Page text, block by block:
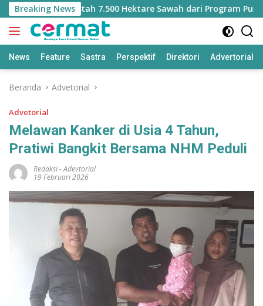
Langsung
ke
konten
Breaking NewsJatah 7.500 Hektare Sawah dari Program Pusat
News Feature Sastra Perspektif Direktori Advertorial
Beranda Advetorial
Advetorial
Melawan Kanker di Usia 4 Tahun,
Pratiwi Bangkit Bersama NHM Peduli
Redaksi-Adevtorial
19 Februari 2026